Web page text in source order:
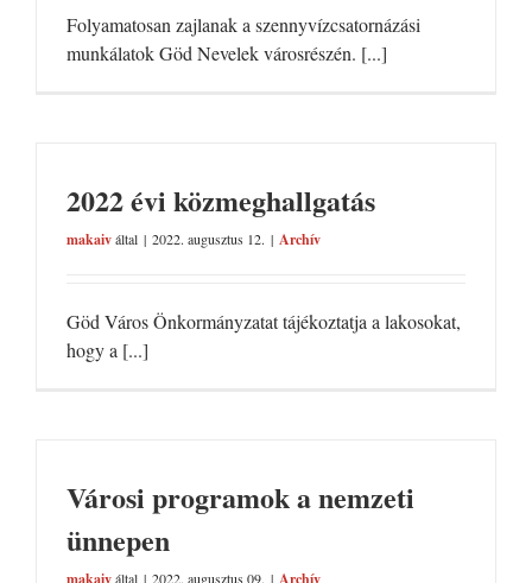
Folyamatosan zajlanak a szennyvízcsatornázási
munkálatok Göd Nevelek városrészén. [...]
2022 évi közmeghallgatás
makaiváltal | 2022. augusztus 12. | Archív
Göd Város Önkormányzatat tájékoztatja a lakosokat,
hogy a [...]
Városi programok a nemzeti
ünnepen
makaiváltal | 2022. augusztus 09. | Archív